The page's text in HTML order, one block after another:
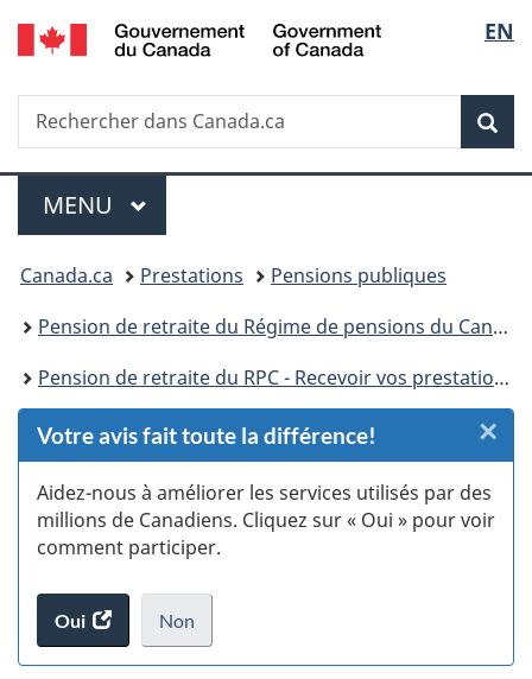
Passer
au
des
Passer
au
principal
Passer
à
Au
du
Passer
à
version
simplifiée
de
la
EN
Recherche
Rechercher
dans
Menu
MENU PRINCIPAL
Vous
êtes
ici :
Canada.ca Prestations
Pensions publiques
Pension de retraite du Régime de pensions du Canada
Pension de retraite du RPC - Recevoir vos prestations
Votre avis fait toute la différence!
Aidez-nous à améliorer les services utilisés par des
millions de Canadiens. Cliquez sur « Oui » pour voir
comment participer.
Oui
accéder
au
Non
ne
×